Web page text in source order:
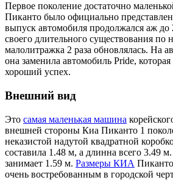
Первое поколение достаточно
Пиканто было официально
выпуск автомобиля продолжался аж до
своего длительного существования
малолитражка 2 раза обновлялась. На
она заменила автомобиль Pride,
хороший успех.
Внешний вид
Это самая маленькая машина
внешней стороны Киа Пиканто 1
неказистой надутой квадратной
составила 1.48 м, а длинна всего 3.49
занимает 1.59 м. Размеры КИА
очень востребованным в городской